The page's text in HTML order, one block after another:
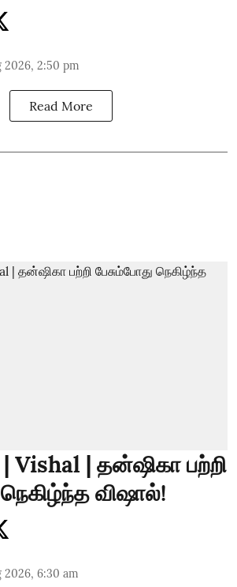
2026, 2:50 pm
Read More
Vishal | தன்ஷிகா பற்றி
நெகிழ்ந்த விஷால்!
2026, 6:30 am